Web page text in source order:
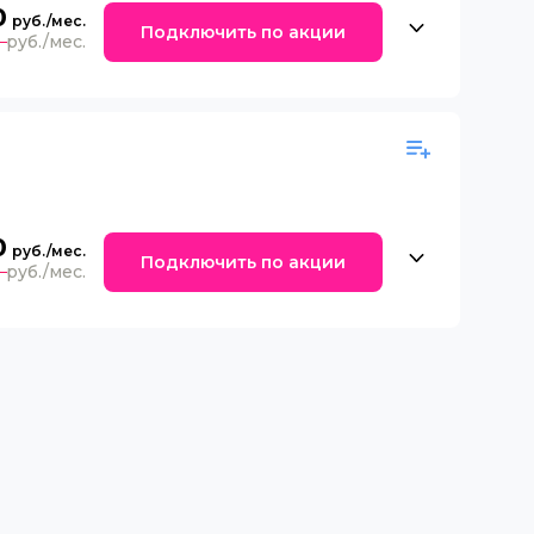
Подключить по акции
Подключить по акции